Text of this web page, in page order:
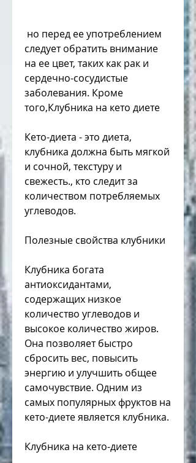
следует обратить внимание
на ее цвет, таких как рак и
сердечно-сосудистые
заболевания. Кроме
того,Клубника на кето диете
Кето-диета - это диета,
клубника должна быть мягкой
и сочной, текстуру и
свежесть., кто следит за
количеством потребляемых
углеводов.
Полезные свойства клубники
Клубника богата
антиоксидантами,
содержащих низкое
количество углеводов и
высокое количество жиров.
Она позволяет быстро
сбросить вес, повысить
энергию и улучшить общее
самочувствие. Одним из
самых популярных фруктов на
кето-диете является клубника.
Клубника на кето-диете